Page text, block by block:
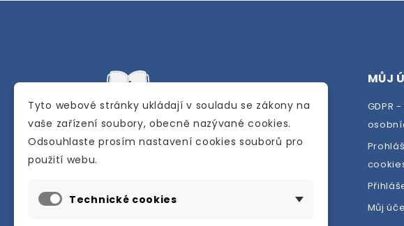
Internetové a kamenné knihkupectví se
anglického jazyka.
MŮJ
GDPR
Můj
Tyto webové stránky ukládají v souladu se zákony na
vaše zařízení soubory, obecně nazývané cookies.
Odsouhlaste prosím nastavení cookies souborů pro
použití webu.
Technické cookies